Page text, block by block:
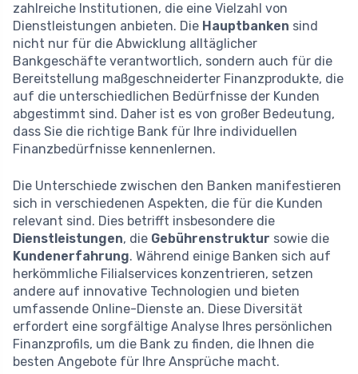
zahlreiche Institutionen, die eine Vielzahl von
Dienstleistungen anbieten. Die Hauptbanken sind
nicht nur für die Abwicklung alltäglicher
Bankgeschäfte verantwortlich, sondern auch für die
Bereitstellung maßgeschneiderter Finanzprodukte, die
auf die unterschiedlichen Bedürfnisse der Kunden
abgestimmt sind. Daher ist es von großer Bedeutung,
dass Sie die richtige Bank für Ihre individuellen
Finanzbedürfnisse kennenlernen.
Die Unterschiede zwischen den Banken manifestieren
sich in verschiedenen Aspekten, die für die Kunden
relevant sind. Dies betrifft insbesondere die
Dienstleistungen, die Gebührenstruktur sowie die
Kundenerfahrung. Während einige Banken sich auf
herkömmliche Filialservices konzentrieren, setzen
andere auf innovative Technologien und bieten
umfassende Online-Dienste an. Diese Diversität
erfordert eine sorgfältige Analyse Ihres persönlichen
Finanzprofils, um die Bank zu finden, die Ihnen die
besten Angebote für Ihre Ansprüche macht.